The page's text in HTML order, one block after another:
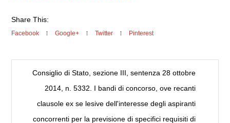
Share This:
Facebook Google+ Twitter Pinterest
Consiglio di Stato, sezione III, sentenza 28 ottobre
2014, n. 5332. I bandi di concorso, ove recanti
clausole ex se lesive dell'interesse degli aspiranti
concorrenti per la previsione di specifici requisiti di